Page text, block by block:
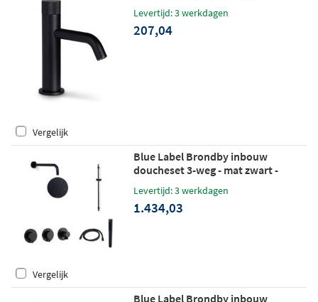
Levertijd: 3 werkdagen
207,04
Vergelijk
Blue Label Brondby inbouw
doucheset 3-weg - mat zwart -
- glijstang
Levertijd: 3 werkdagen
1.434,03
Vergelijk
Blue Label Brondby inbouw